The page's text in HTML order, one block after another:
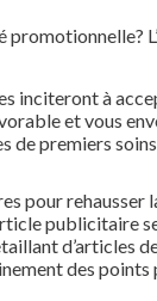
inciteront à
et vous
de premiers
pour rehausser
d’articles
des